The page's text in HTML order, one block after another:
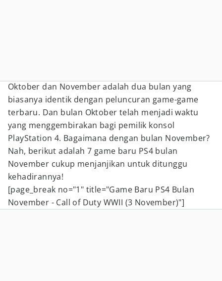
Oktober dan November adalah dua bulan yang
biasanya identik dengan peluncuran game-game
terbaru. Dan bulan Oktober telah menjadi waktu
yang menggembirakan bagi pemilik konsol
PlayStation 4. Bagaimana dengan bulan November?
Nah, berikut adalah 7 game baru PS4 bulan
November cukup menjanjikan untuk ditunggu
kehadirannya!
[page_break no="1" title="Game Baru PS4 Bulan
November - Call of Duty WWII (3 November)"]